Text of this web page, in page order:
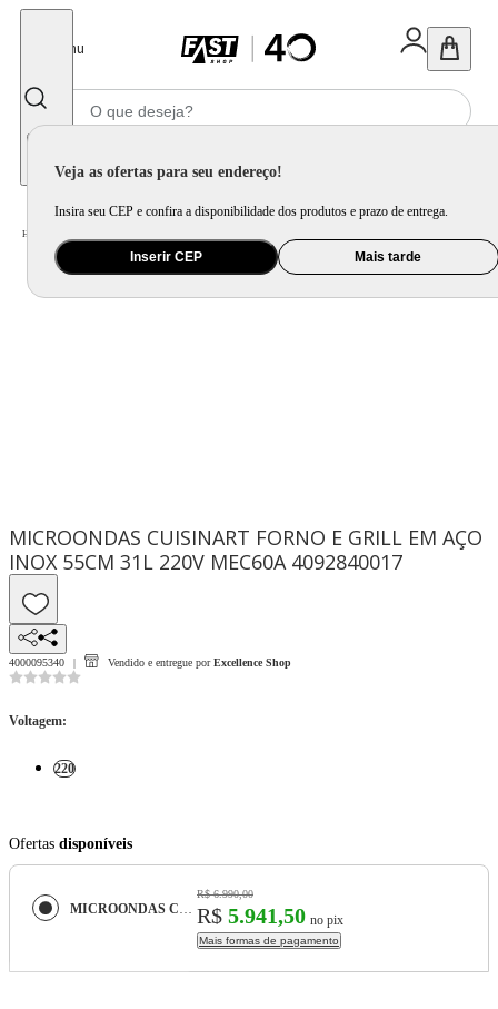
Menu
Veja as ofertas para seu endereço!
Insira seu CEP e confira a disponibilidade dos produtos e prazo de entrega.
Inserir CEP Mais tarde
Home
MICROONDAS CUISINART FORNO E GRILL EM AÇO
INOX 55CM 31L 220V MEC60A 4092840017
4000095340 Vendido e entregue por Excellence Shop
Voltagem:
220
Ofertas disponíveis
MICROONDAS CUISINART FORNO E GRILL EM AÇO INOX 55CM 31L 220V MEC60A 4092840017
R$ 6.990,00
R$ 5.941,50 no pix
Mais formas de pagamento